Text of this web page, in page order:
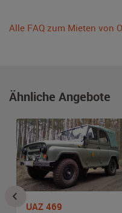
Alle FAQ zum Mieten von
Ähnliche Angebote
UAZ 469